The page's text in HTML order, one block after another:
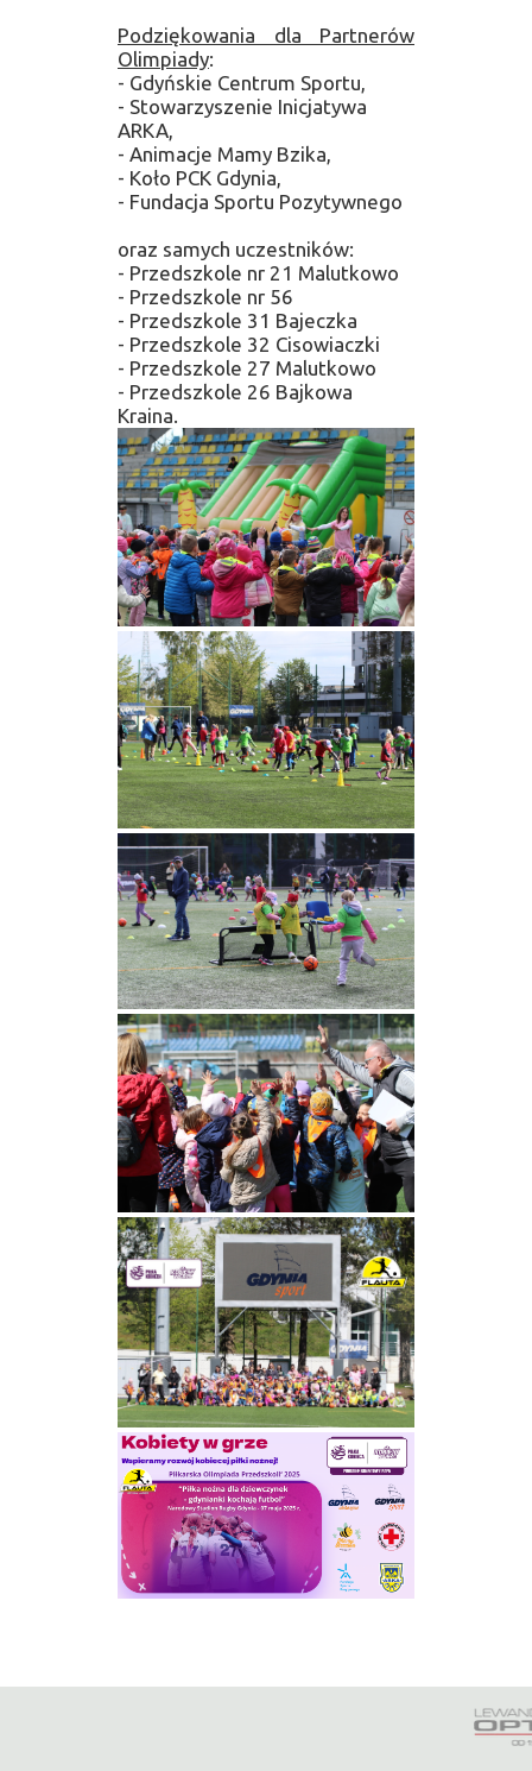
Podziękowania dla Partnerów
Olimpiady:
- Gdyńskie Centrum Sportu,
- Stowarzyszenie Inicjatywa
ARKA,
- Animacje Mamy Bzika,
- Koło PCK Gdynia,
- Fundacja Sportu Pozytywnego
oraz samych uczestników:
- Przedszkole nr 21 Malutkowo
- Przedszkole nr 56
- Przedszkole 31 Bajeczka
- Przedszkole 32 Cisowiaczki
- Przedszkole 27 Malutkowo
- Przedszkole 26 Bajkowa
Kraina.